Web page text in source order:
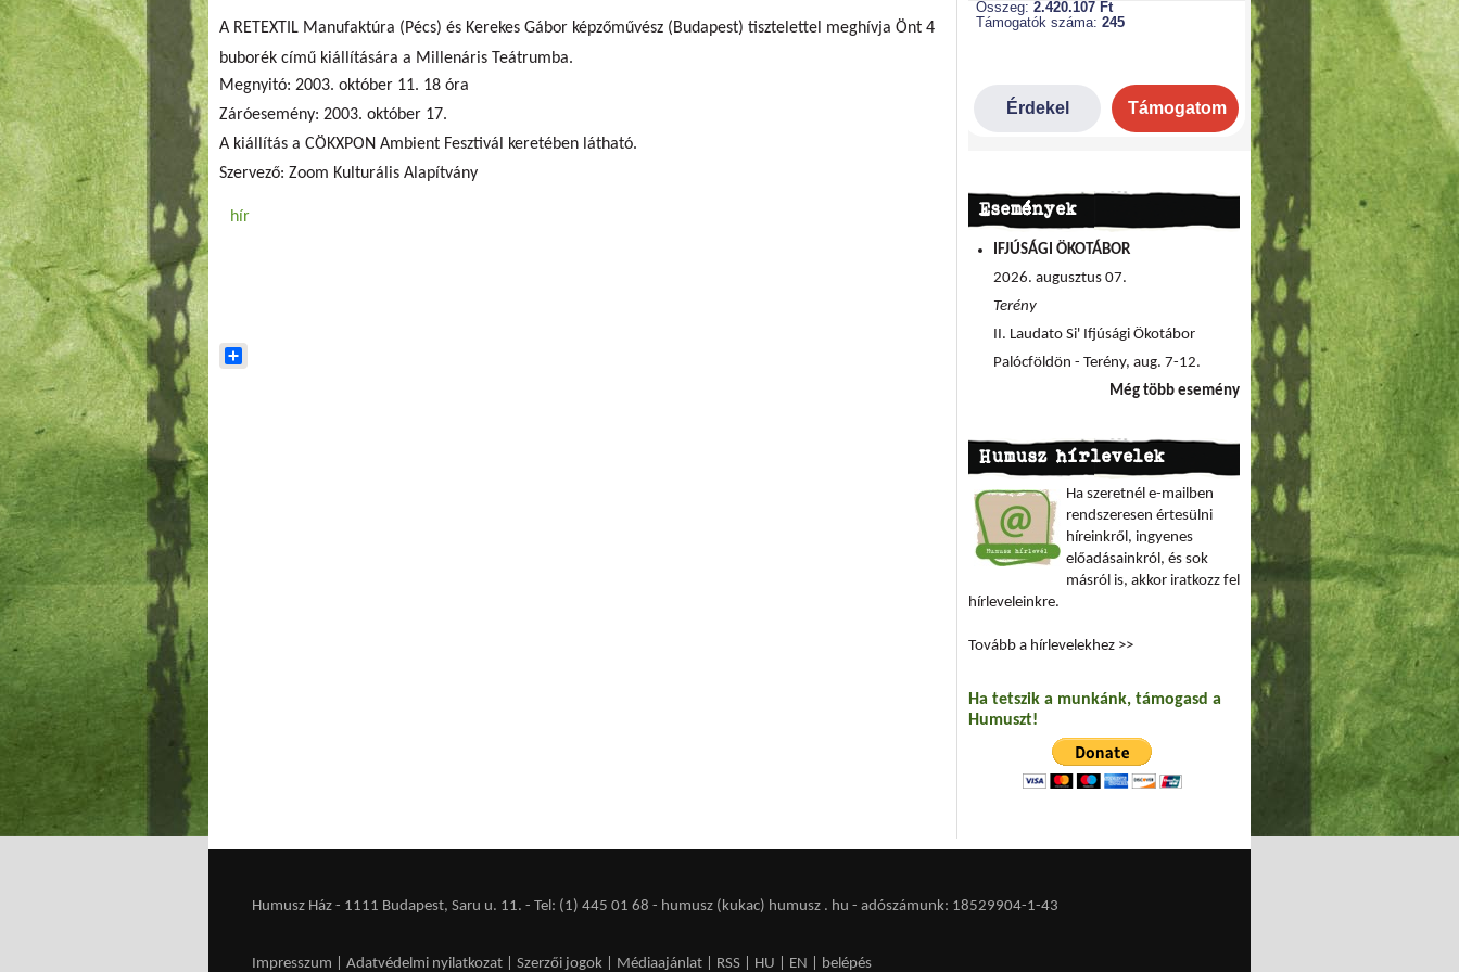
A RETEXTIL Manufaktúra (Pécs) és Kerekes Gábor képzőművész (Budapest) tisztelettel meghívja Önt 4
buborék című kiállítására a Millenáris Teátrumba.
Megnyitó: 2003. október 11. 18 óra
Záróesemény: 2003. október 17.
A kiállítás a CÖKXPON Ambient Fesztivál keretében látható.
Szervező: Zoom Kulturális Alapítvány
hír Események
IFJÚSÁGI ÖKOTÁBOR
2026. augusztus 07.
Terény
II. Laudato Si' Ifjúsági Ökotábor
Palócföldön - Terény, aug. 7-12.
Még több esemény
Humusz hírlevelek
Ha szeretnél e-mailben
rendszeresen értesülni
híreinkről, ingyenes
előadásainkról, és sok
másról is, akkor iratkozz fel
hírleveleinkre.
Tovább a hírlevelekhez >>
Ha tetszik a munkánk, támogasd a
Humuszt!
Humusz Ház - 1111 Budapest, Saru u. 11. - Tel: (1) 445 01 68 - humusz (kukac) humusz . hu - adószámunk: 18529904-1-43
Impresszum Adatvédelmi nyilatkozat Szerzői jogok Médiaajánlat RSS HU EN belépés